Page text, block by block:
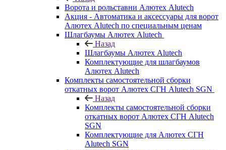
Ворота и рольставни Алютех Alutech
Акция - Автоматика и аксессуары для ворот
Алютех Alutech по специальным ценам
Шлагбаумы Алютех Alutech
Назад
Шлагбаумы Алютех Alutech
Комплектующие для шлагбаумов
Алютех Alutech
Комплекты самостоятельной сборки
откатных ворот Алютех СГН Alutech SGN
Назад
Комплекты самостоятельной сборки
откатных ворот Алютех СГН Alutech
SGN
Комплектующие для Алютех СГН
Alutech SGN